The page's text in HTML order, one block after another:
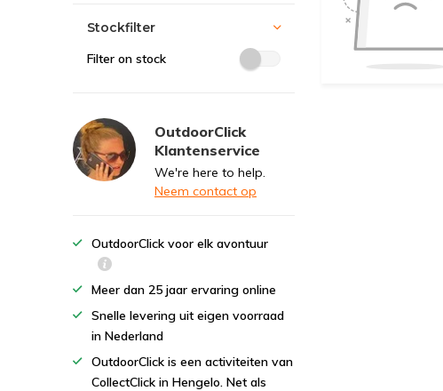
Stockfilter
Filter on stock
OutdoorClick
Klantenservice
We're here to help.
Neem contact op
OutdoorClick voor elk avontuur
Meer dan 25 jaar ervaring online
Snelle levering uit eigen voorraad
in Nederland
OutdoorClick is een activiteiten van
CollectClick in Hengelo. Net als